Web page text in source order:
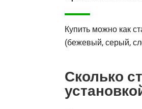
Купить можно как
(бежевый, серый,
Сколько